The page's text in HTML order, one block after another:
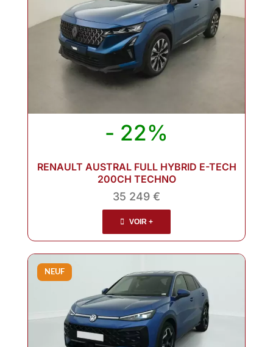
- 22%
RENAULT AUSTRAL FULL HYBRID E-TECH
200CH TECHNO
35 249 €
VOIR +
NEUF